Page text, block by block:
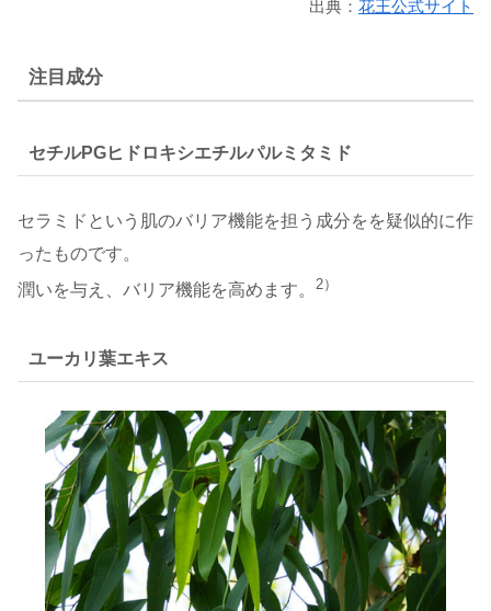
出典： 花王公式サイト
注目成分
セチルPGヒドロキシエチルパルミタミド
セラミドという肌のバリア機能を担う成分をを疑似的に作
ったものです。
潤いを与え、バリア機能を高めます。
2）
ユーカリ葉エキス